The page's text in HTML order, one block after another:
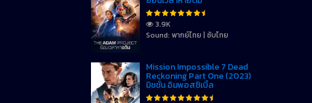
3.9K
Sound: พากย์ไทย | ซับไทย
Mission Impossible 7 Dead
Reckoning Part One (2023)
มิชชั่น อิมพอสซิเบิ้ล